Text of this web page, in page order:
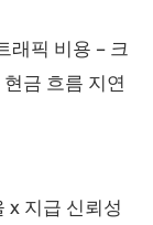
래픽 비용 – 크
금 흐름 지연
x 지급 신뢰성